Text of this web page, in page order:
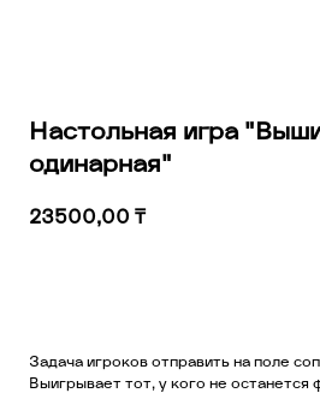
Настольная игра
одинарная"
23500,00 ₸
Задача игроков отправить на поле
Выигрывает тот, у кого не останется